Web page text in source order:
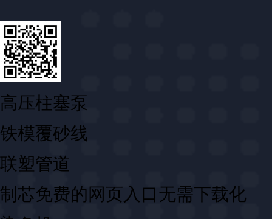
高压柱塞泵
铁模覆砂线
联塑管道
制芯免费的网页入口无需下载化